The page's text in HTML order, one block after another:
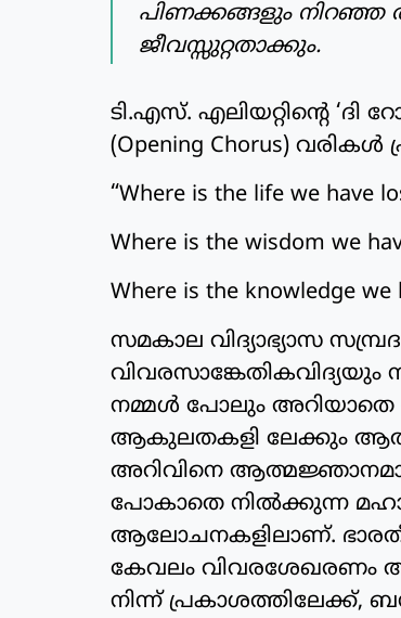
പിണക്കങ്ങളും
ജീവസ്സുറ്റതാക്കും.
ടി.എസ്. എലിയറ്റിന്റെ ‘ദി
(Opening Chorus) വരികൾ
“Where is the life we have
Where is the wisdom we
Where is the knowledge
സമകാല വിദ്യാഭ്യാസ
നമ്മൾ പോലും അറിയാതെ
ആകുലതകളി ലേക്കും
അറിവിനെ
പോകാതെ നിൽക്കുന്ന
ആലോചനകളിലാണ്.
കേവലം വിവരശേഖരണം
നിന്ന് പ്രകാശത്തിലേക്ക്,